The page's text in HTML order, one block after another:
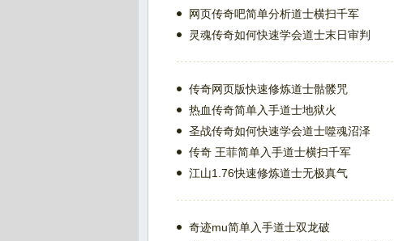
网页传奇吧简单分析道士横扫千军
灵魂传奇如何快速学会道士末日审判
传奇网页版快速修炼道士骷髅咒
热血传奇简单入手道士地狱火
圣战传奇如何快速学会道士噬魂沼泽
传奇 王菲简单入手道士横扫千军
江山1.76快速修炼道士无极真气
奇迹mu简单入手道士双龙破